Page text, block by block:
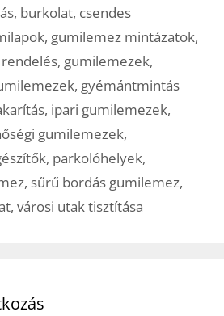
, burkolat, csendes
, gumilemez mintázatok,
, gumilemezek,
, gyémántmintás
, ipari gumilemezek,
gumilemezek,
, parkolóhelyek,
, sűrű bordás gumilemez,
, városi utak tisztítása